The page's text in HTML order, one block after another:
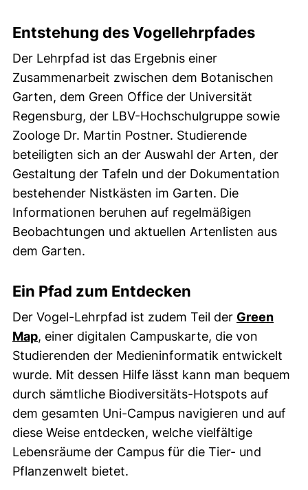
Entstehung des Vogellehrpfades
Der Lehrpfad ist das Ergebnis einer
Zusammenarbeit zwischen dem Botanischen
Garten, dem Green Office der Universität
Regensburg, der LBV-Hochschulgruppe sowie
Zoologe Dr. Martin Postner. Studierende
beteiligten sich an der Auswahl der Arten, der
Gestaltung der Tafeln und der Dokumentation
bestehender Nistkästen im Garten. Die
Informationen beruhen auf regelmäßigen
Beobachtungen und aktuellen Artenlisten aus
dem Garten.
Ein Pfad zum Entdecken
Der Vogel-Lehrpfad ist zudem Teil der Green
Map(externer Link, öffnet neues Fenster)
, einer digitalen Campuskarte, die von
Studierenden der Medieninformatik entwickelt
wurde. Mit dessen Hilfe lässt kann man bequem
durch sämtliche Biodiversitäts-Hotspots auf
dem gesamten Uni-Campus navigieren und auf
diese Weise entdecken, welche vielfältige
Lebensräume der Campus für die Tier- und
Pflanzenwelt bietet.